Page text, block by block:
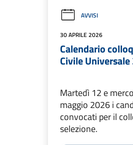
AVVISI
30 APRILE 2026
Calendario
Civile
Martedì 12 e
maggio 2026 i
convocati per il
selezione.